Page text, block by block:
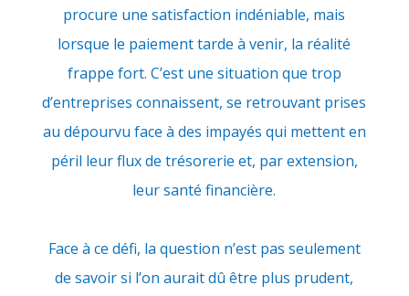
procure une satisfaction indéniable, mais
lorsque le paiement tarde à venir, la réalité
frappe fort. C’est une situation que trop
d’entreprises connaissent, se retrouvant prises
au dépourvu face à des impayés qui mettent en
péril leur flux de trésorerie et, par extension,
leur santé financière.
Face à ce défi, la question n’est pas seulement
de savoir si l’on aurait dû être plus prudent,